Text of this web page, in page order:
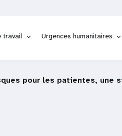
travail Urgences humanitaires
pour les patientes, une